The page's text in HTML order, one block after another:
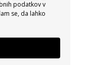
podatkov v
se, da lahko